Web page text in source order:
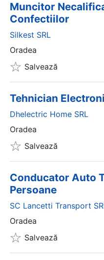
Muncitor
Confectiilor
Silkest SRL
Oradea
Salvează
Tehnician
Dhelectric Home SRL
Oradea
Salvează
Conducator Auto
Persoane
SC Lancetti Transport
Oradea
Salvează